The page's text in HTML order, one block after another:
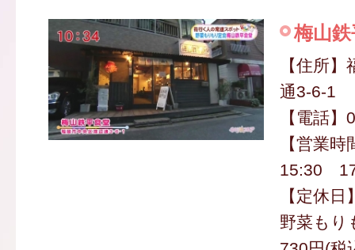
梅山
【住所
通3-6-1
【電話
【営業
15:30
【定休日
野菜もり